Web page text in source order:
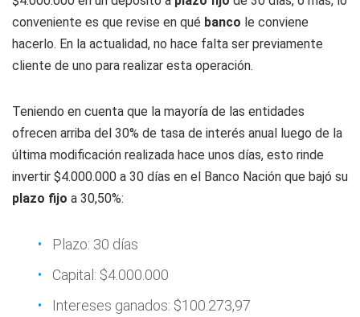
conveniente es que revise en qué banco le conviene
hacerlo. En la actualidad, no hace falta ser previamente
cliente de uno para realizar esta operación.
Teniendo en cuenta que la mayoría de las entidades
ofrecen arriba del 30% de tasa de interés anual luego de la
última modificación realizada hace unos días, esto rinde
invertir $4.000.000 a 30 días en el Banco Nación que bajó su
plazo fijo a 30,50%:
Plazo: 30 días
Capital: $4.000.000
Intereses ganados: $100.273,97